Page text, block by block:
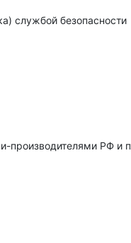
службой безопасности
РФ